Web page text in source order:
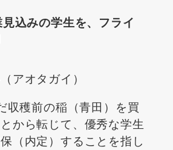
込みの学生を、フライ
アオタガイ）
収穫前の稲（青田）を買
から転じて、優秀な学生
（内定）することを指し